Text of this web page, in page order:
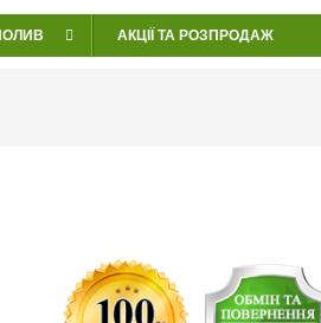
АКЦІЇ ТА РОЗПРОДАЖ